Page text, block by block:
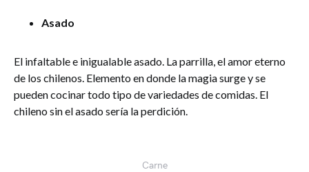
Asado
El infaltable e inigualable asado. La parrilla, el amor eterno
de los chilenos. Elemento en donde la magia surge y se
pueden cocinar todo tipo de variedades de comidas. El
chileno sin el asado sería la perdición.
Carne